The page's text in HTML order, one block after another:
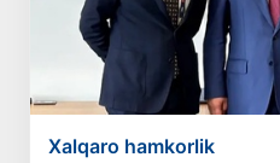
Xalqaro hamkorlik